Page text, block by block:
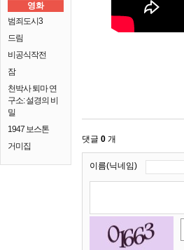
영화
범죄도시3
드림
비공식작전
잠
천박사 퇴마 연
구소: 설경의 비
밀
1947 보스톤
거미집
댓글 0 개
이름(닉네임)